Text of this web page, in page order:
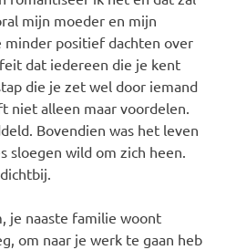
mijn moeder en mijn
minder positief dachten over
dat iedereen die je kent
die je zet wel door iemand
niet alleen maar voordelen.
Bovendien was het leven
sloegen wild om zich heen.
je naaste familie woont
om naar je werk te gaan heb